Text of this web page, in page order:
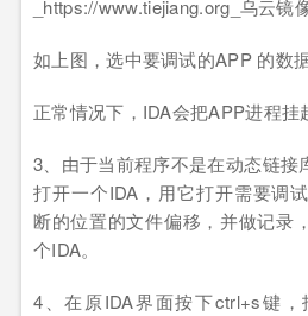
如上图，选中要调试的APP 的数
正常情况下，IDA会把APP进程挂
3、由于当前程序不是在动态链接
打开一个IDA，用它打开需要调
断的位置的文件偏移，并做记录
个IDA。
4、在原IDA界面按下ctrl+s键